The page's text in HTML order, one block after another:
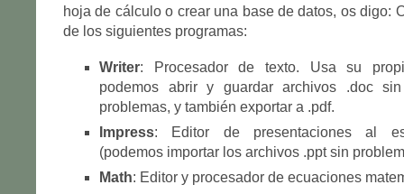
hoja de cálculo o crear una base de datos, os digo:
de los siguientes programas:
Writer: Procesador de texto. Usa su
podemos abrir y guardar archivos .doc
problemas, y también exportar a .pdf.
Impress: Editor de presentaciones al
(podemos importar los archivos .ppt sin
Math: Editor y procesador de ecuaciones